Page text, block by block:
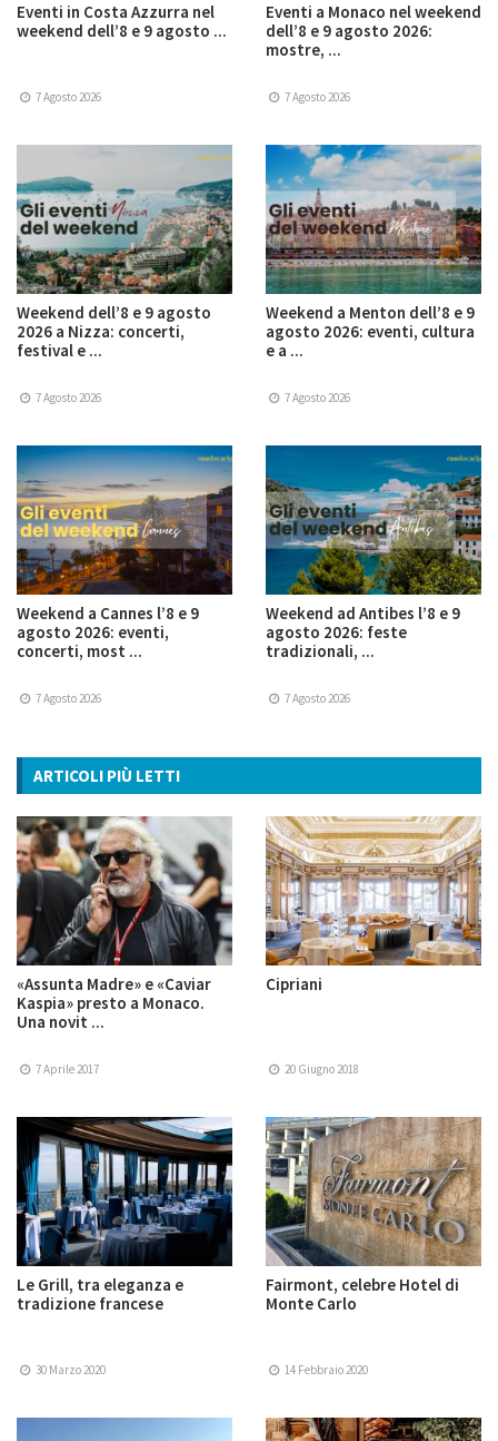
Eventi in Costa Azzurra nel
weekend dell’8 e 9 agosto ...
7 Agosto 2026
Eventi a Monaco nel weekend
dell’8 e 9 agosto 2026:
mostre, ...
7 Agosto 2026
Weekend dell’8 e 9 agosto
2026 a Nizza: concerti,
festival e ...
7 Agosto 2026
Weekend a Menton dell’8 e 9
agosto 2026: eventi, cultura
e a ...
7 Agosto 2026
Weekend a Cannes l’8 e 9
agosto 2026: eventi,
concerti, most ...
7 Agosto 2026
Weekend ad Antibes l’8 e 9
agosto 2026: feste
tradizionali, ...
7 Agosto 2026
ARTICOLI PIÙ LETTI
«Assunta Madre» e «Caviar
Kaspia» presto a Monaco.
Una novit ...
7 Aprile 2017
Cipriani
20 Giugno 2018
Le Grill, tra eleganza e
tradizione francese
30 Marzo 2020
Fairmont, celebre Hotel di
Monte Carlo
14 Febbraio 2020